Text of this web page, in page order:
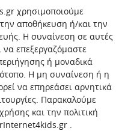
χρησιμοποιούμε
αποθήκευση ή/και την
Η συναίνεση σε αυτές
να επεξεργαζόμαστε
ή μοναδικά
Η μη συναίνεση ή η
να επηρεάσει αρνητικά
Παρακαλούμε
και την πολιτική
.